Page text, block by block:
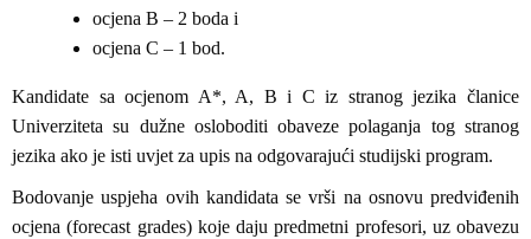
ocjena B – 2 boda i
ocjena C – 1 bod.
Kandidate sa ocjenom A*, A, B i C iz stranog jezika članice
Univerziteta su dužne osloboditi obaveze polaganja tog stranog
jezika ako je isti uvjet za upis na odgovarajući studijski program.
Bodovanje uspjeha ovih kandidata se vrši na osnovu predviđenih
ocjena (forecast grades) koje daju predmetni profesori, uz obavezu